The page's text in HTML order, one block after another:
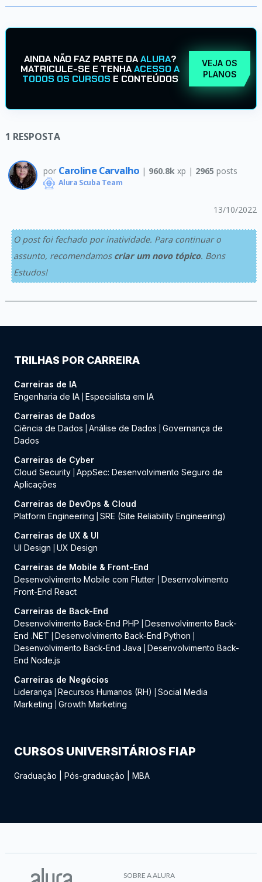
AINDA NÃO FAZ PARTE DAALURA?
MATRICULE-SE E TENHAACESSO A
TODOS OS CURSOS E CONTEÚDOS
VEJA OS
PLANOS
1 RESPOSTA
por Caroline Carvalho | 960.8k xp | 2965 posts
Alura Scuba Team
13/10/2022
O post foi fechado por inatividade. Para continuar o
assunto, recomendamos criar um novo tópico. Bons
Estudos!
TRILHAS POR CARREIRA
Carreiras de IA
Engenharia de IA Especialista em IA
Carreiras de Dados
Ciência de Dados
Análise de Dados
Governança de
Dados
Carreiras de Cyber
Cloud Security AppSec: Desenvolvimento Seguro de
Aplicações
Carreiras de DevOps & Cloud
Platform Engineering
SRE (Site Reliability Engineering)
Carreiras de UX & UI
UI Design
UX Design
Carreiras de Mobile & Front-End
Desenvolvimento Mobile com Flutter
Desenvolvimento
Front-End React
Carreiras de Back-End
Desenvolvimento Back-End PHP
Desenvolvimento Back-
End .NET
Desenvolvimento Back-End Python
Desenvolvimento Back-End Java
Desenvolvimento Back-
End Node.js
Carreiras de Negócios
Liderança
Recursos Humanos (RH)
Social Media
Marketing
Growth Marketing
CURSOS UNIVERSITÁRIOS FIAP
Graduação Pós-graduação MBA
SOBRE A ALURA